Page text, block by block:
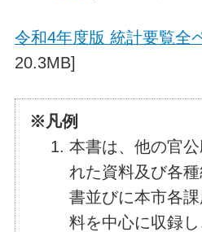
令和4年度版 統計要覧全
20.3MB]
※凡例
本書は、他の官
れた資料及び各
書並びに本市各
料を中心に収録